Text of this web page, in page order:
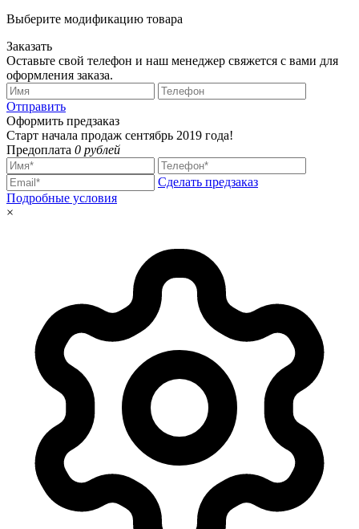
Выберите модификацию товара
Заказать
Оставьте свой телефон и наш менеджер свяжется с вами для
оформления заказа.
Отправить
Оформить предзаказ
Старт начала продаж сентябрь 2019 года!
Предоплата 0 рублей
Сделать предзаказ
Подробные условия
×